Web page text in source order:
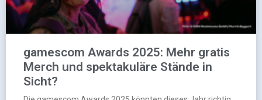
gamescom Awards 2025: Mehr gratis
Merch und spektakuläre Stände in
Sicht?